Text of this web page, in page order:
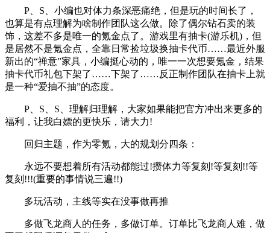
P、S、小编也对体力条深恶痛绝，但是玩的时间长了，
也算是有点理解为啥制作团队这么做。除了偶尔钻石卖的装
饰，这差不多是唯一的氪金点了。游戏里有抽卡(游乐机)，但
是居然不是氪金点，全靠日常捡垃圾换抽卡代币……最近外服
新出的“禅意”家具，小编挺心动的，唯一一次想要氪金，结果
抽卡代币礼包下架了……下架了……反正制作团队在抽卡上就
是一种“爱抽不抽”的态度。
P、S、S、理解归理解，大家如果能把官方冲出来更多的
福利，让我白嫖的更快乐，请大力!
回归主题，作为零氪，大的规划分四条：
永远不要想着所有活动都能过!攒体力等复刻!等复刻!!等
复刻!!!(重要的事情说三遍!!)
多玩活动，主线等实在没事做再推
多做飞龙商人的任务，多做订单。订单比飞龙商人难，做